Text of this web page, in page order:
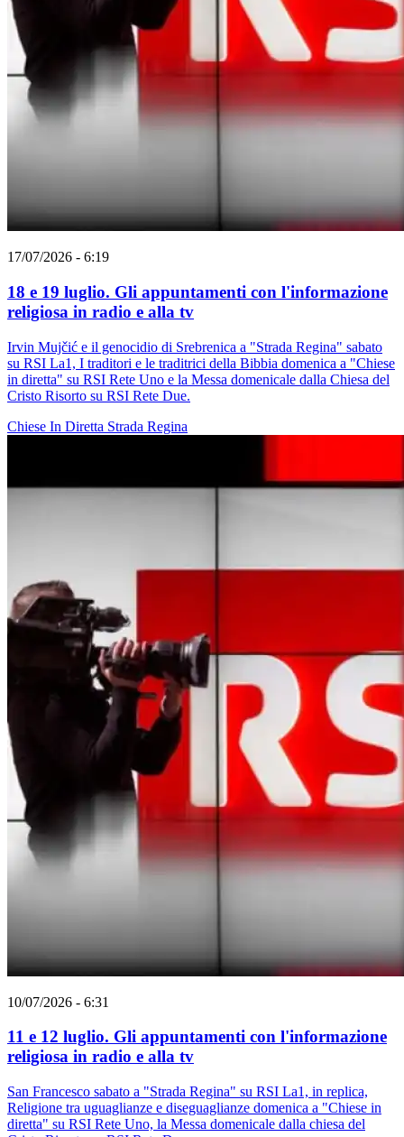
17/07/2026 - 6:19
18 e 19 luglio. Gli appuntamenti con l'informazione
religiosa in radio e alla tv
Irvin Mujčić e il genocidio di Srebrenica a "Strada Regina" sabato
su RSI La1, I traditori e le traditrici della Bibbia domenica a "Chiese
in diretta" su RSI Rete Uno e la Messa domenicale dalla Chiesa del
Cristo Risorto su RSI Rete Due.
Chiese In Diretta Strada Regina
10/07/2026 - 6:31
11 e 12 luglio. Gli appuntamenti con l'informazione
religiosa in radio e alla tv
San Francesco sabato a "Strada Regina" su RSI La1, in replica,
Religione tra uguaglianze e diseguaglianze domenica a "Chiese in
diretta" su RSI Rete Uno, la Messa domenicale dalla chiesa del